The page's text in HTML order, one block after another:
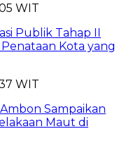
WIT
Publik Tahap II
Kota yang
WIT
Sampaikan
Maut di